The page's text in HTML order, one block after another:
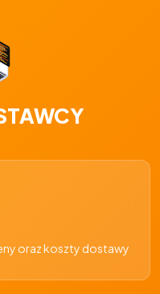
oraz koszty dostawy